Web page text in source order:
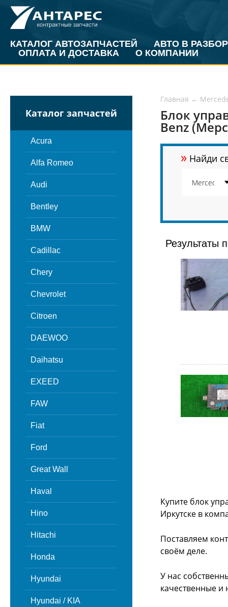
КАТАЛОГ АВТОЗАПЧАСТЕЙ
АВТО В РАЗБОР
ОПЛАТА И ДОСТАВКА
О КОМПАНИИ
Каталог запчастей
Acura
Alfa Romeo
Audi
Bentley
BMW
Cadillac
Chery
Chevrolet
Citroen
DAEWOO
Daihatsu
EXEED
FAW
Fiat
Ford
Great Wall
Haval
Hino
Hitachi
Honda
Hyundai
Hyundai / KIA
Главная ←
Блок
Benz
» Найди
Результаты
Купите блок
Иркутске в
Поставляем
своём деле.
У нас
качественные и